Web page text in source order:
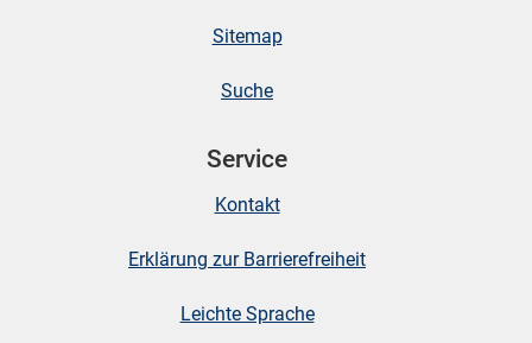
Sitemap
Suche
Service
Kontakt
Erklärung zur Barrierefreiheit
Leichte Sprache